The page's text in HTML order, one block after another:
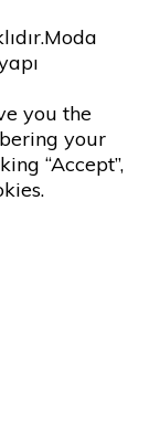
Moda
you the
your
“Accept”,